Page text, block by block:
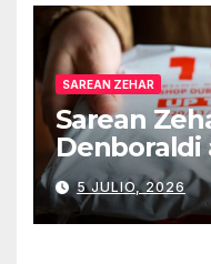
SAREAN ZEHAR
Sarean
Denboraldi
muga-
kontrola,
5 JULIO, 2026